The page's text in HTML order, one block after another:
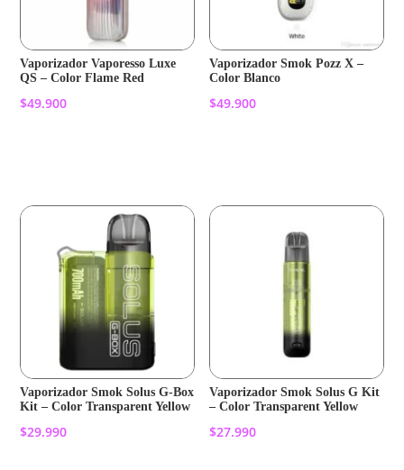
Vaporizador Vaporesso Luxe
QS – Color Flame Red
$49.900
Vaporizador Smok Pozz X –
Color Blanco
$49.900
Vaporizador Smok Solus G-Box
Kit – Color Transparent Yellow
$29.990
Vaporizador Smok Solus G Kit
– Color Transparent Yellow
$27.990